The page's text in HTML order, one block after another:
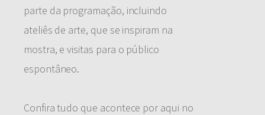
parte da programação, incluindo
ateliês de arte, que se inspiram na
mostra, e visitas para o público
espontâneo.
Confira tudo que acontece por aqui no